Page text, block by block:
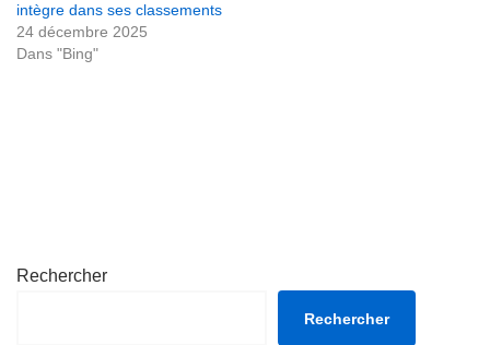
intègre dans ses classements
24 décembre 2025
Dans "Bing"
Rechercher
Rechercher